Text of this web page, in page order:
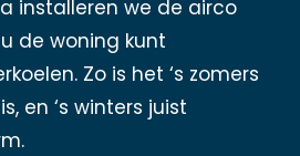
installeren we de airco
de woning kunt
Zo is het ‘s zomers
en ‘s winters juist